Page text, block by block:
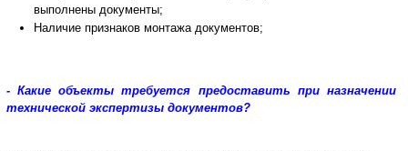
выполнены документы;
Наличие признаков монтажа документов;
- Какие объекты требуется предоставить при назначении
технической экспертизы документов?